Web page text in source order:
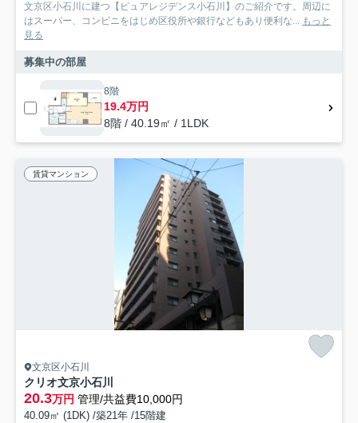
文京区小石川に建つ【ピュアレジデンス小石川】のご紹介です。周辺に
はスーパー、コンビニをはじめ区役所や銀行などもあり便利な... もっと
見る
募集中の部屋
8階
19.4万円
8階 / 40.19㎡ / 1LDK
賃貸マンション
文京区小石川
クリオ文京小石川
20.3万円 管理/共益費10,000円
40.09㎡ (1DK) /築21年 /15階建